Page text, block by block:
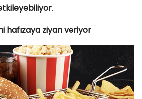
.
hafızaya ziyan veriyor